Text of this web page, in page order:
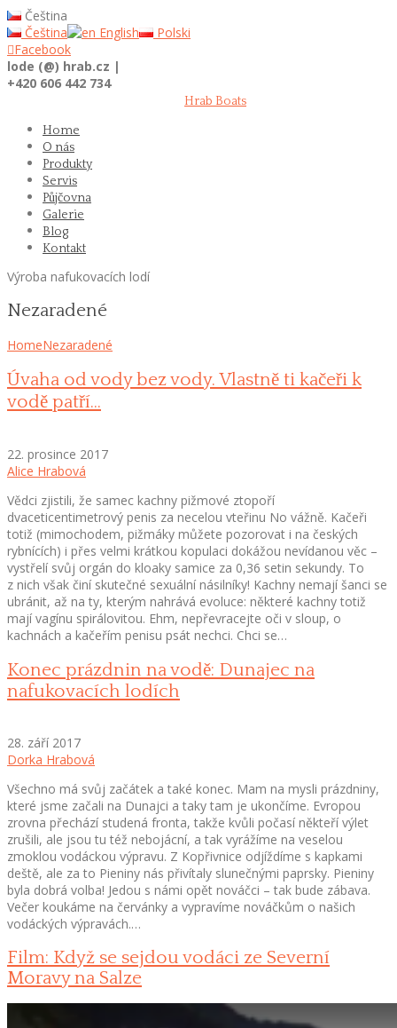
Čeština
Čeština
English
Polski
Facebook
lode (@) hrab.cz |
+420 606 442 734
Hrab Boats
Home
O nás
Produkty
Servis
Půjčovna
Galerie
Blog
Kontakt
Výroba nafukovacích lodí
Nezaradené
HomeNezaradené
Úvaha od vody bez vody. Vlastně ti kačeři k
vodě patří…
22. prosince 2017
Alice Hrabová
Vědci zjistili, že samec kachny pižmové ztopoří
dvaceticentimetrový penis za necelou vteřinu No vážně. Kačeři
totiž (mimochodem, pižmáky můžete pozorovat i na českých
rybnících) i přes velmi krátkou kopulaci dokážou nevídanou věc –
vystřelí svůj orgán do kloaky samice za 0,36 setin sekundy. To
z nich však činí skutečné sexuální násilníky! Kachny nemají šanci se
ubránit, až na ty, kterým nahrává evoluce: některé kachny totiž
mají vagínu spirálovitou. Ehm, nepřevracejte oči v sloup, o
kachnách a kačeřím penisu psát nechci. Chci se…
Konec prázdnin na vodě: Dunajec na
nafukovacích lodích
28. září 2017
Dorka Hrabová
Všechno má svůj začátek a také konec. Mam na mysli prázdniny,
které jsme začali na Dunajci a taky tam je ukončíme. Evropou
zrovna přechází studená fronta, takže kvůli počasí někteří výlet
zrušili, ale jsou tu též nebojácní, a tak vyrážíme na veselou
zmoklou vodáckou výpravu. Z Kopřivnice odjíždíme s kapkami
deště, ale za to Pieniny nás přivítaly slunečnými paprsky. Pieniny
byla dobrá volba! Jedou s námi opět nováčci – tak bude zábava.
Večer koukáme na červánky a vypravíme nováčkům o našich
vodáckých výpravách.…
Film: Když se sejdou vodáci ze Severní
Moravy na Salze